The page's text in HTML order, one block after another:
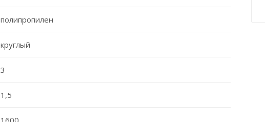
полипропилен
круглый
3
1,5
1600